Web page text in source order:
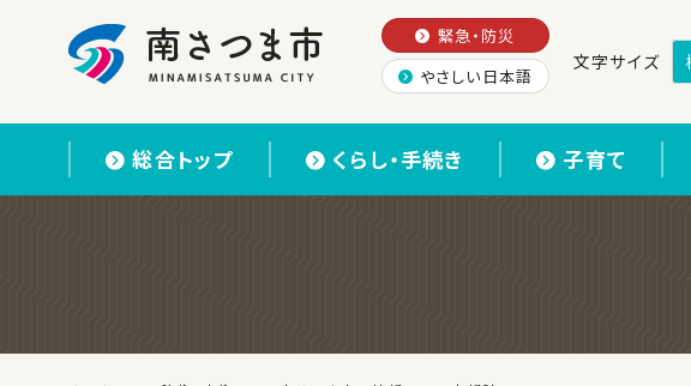
緊急・防災
やさしい日本語
文字サイズ
総合トップ くらし・手続き 子育て